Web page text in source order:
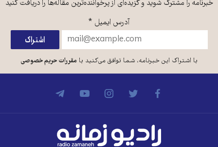
خبرنامه را مشترک شوید و گزیده‌ای از پرخواننده‌ترین مقاله‌ها را دریافت کنید
آدرس ایمیل *
با اشتراک این خبرنامه، شما توافق می‌کنید بامقررات حریم خصوصی